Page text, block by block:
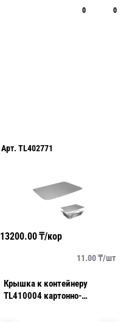
0 0
Арт. TL402771
13200.00₸/кор
11.00₸/шт
Крышка к контейнеру
TL410004 картонно-